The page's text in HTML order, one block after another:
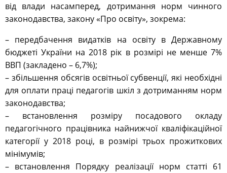
від влади насамперед, дотримання норм чинного
законодавства, закону «Про освіту», зокрема:
– передбачення видатків на освіту в Державному
бюджеті України на 2018 рік в розмірі не менше 7%
ВВП (закладено – 6,7%);
– збільшення обсягів освітньої субвенції, які необхідні
для оплати праці педагогів шкіл з дотриманням норм
законодавства;
– встановлення розміру посадового окладу
педагогічного працівника найнижчої кваліфікаційної
категорії у 2018 році, в розмірі трьох прожиткових
мінімумів;
– встановлення Порядку реалізації норм статті 61